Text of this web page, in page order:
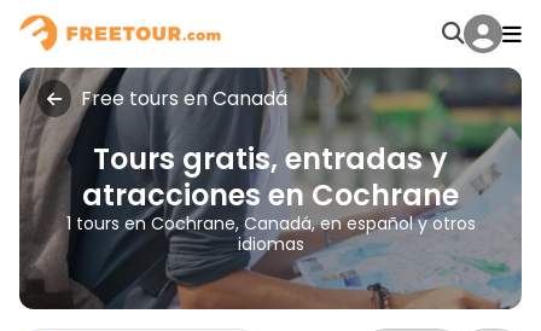
Free tours en Canadá
Tours gratis, entradas y
atracciones en Cochrane
1 tours en Cochrane, Canadá, en español y otros
idiomas